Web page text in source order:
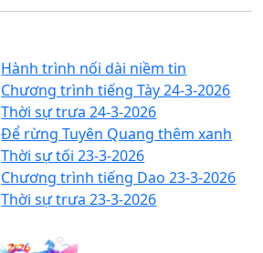
Hành trình nối dài niềm tin
Chương trình tiếng Tày 24-3-2026
Thời sự trưa 24-3-2026
Để rừng Tuyên Quang thêm xanh
Thời sự tối 23-3-2026
Chương trình tiếng Dao 23-3-2026
Thời sự trưa 23-3-2026